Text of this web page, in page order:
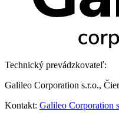
Technický prevádzkovateľ:
Galileo Corporation s.r.o.,
Kontakt: Galileo Corporation